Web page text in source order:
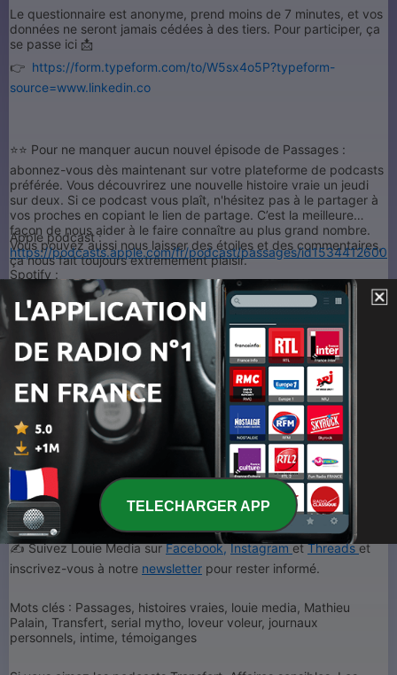
Le questionnaire est anonyme, prend moins de 7 minutes, et vos
données ne seront jamais cédées à des tiers. Pour participer, ça
se passe ici 📩
👉 https://form.typeform.com/to/W5sx4o5P?typeform-
source=www.linkedin.co
⭐️⭐ Pour ne manquer aucun nouvel épisode de Passages :
abonnez-vous dès maintenant sur votre plateforme de podcasts
préférée. Vous découvrirez une nouvelle histoire vraie un jeudi
sur deux. Si ce podcast vous plaît, n'hésitez pas à le partager à
vos proches en copiant le lien de partage. C’est la meilleure
façon de nous aider à le faire connaître au plus grand nombre.
Vous pouvez aussi nous laisser des étoiles et des commentaires,
ça nous fait toujours extrêmement plaisir.
Apple podcast :
https://podcasts.apple.com/fr/podcast/passages/id1534412600
Spotify :
https://open.spotify.com/show/5u5HcL7HaColC7ULKhA4zZ?
si=3d2ae6f835904d77
Deezer :
https://deezer.page.link/pLb6mxpiCLyyuXHr5
Amazon Music :https://music.amazon.com/podcasts/f1cee9b8-
e9dc-458c-8e3c-387366d4f2db/passages
Et pour écouter tous nos podcasts sans publicités et avoir accès
à des avant-première, abonnez-vous àLouie+(2,99€ pars mois
ou 19,99€ par an)
✉️ Chez Louie Media, nous sommes en perpétuelle recherche de
nouveaux récits. Si vous souhaitez nous partager votre histoire,
écrivez-nous à hello@louiemedia.com
✍️ Suivez Louie Media surFacebook, InstagrametThreadset
inscrivez-vous à notre newsletter pour rester informé.
Mots clés : Passages, histoires vraies, louie media, Mathieu
Palain, Transfert, serial mytho, loveur voleur, journaux
personnels, intime, témoiganges
TELECHARGER APP